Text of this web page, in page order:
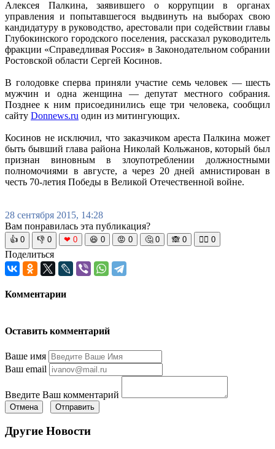
Алексея Палкина, заявившего о коррупции в органах
управления и попытавшегося выдвинуть на выборах свою
кандидатуру в руководство, арестовали при содействии главы
Глубокинского городского поселения, рассказал руководитель
фракции «Справедливая Россия» в Законодательном собрании
Ростовской области Сергей Косинов.
В голодовке сперва приняли участие семь человек — шесть
мужчин и одна женщина — депутат местного собрания.
Позднее к ним присоединились еще три человека, сообщил
сайту Donnews.ru один из митингующих.
Косинов не исключил, что заказчиком ареста Палкина может
быть бывший глава района Николай Кольжанов, который был
признан виновным в злоупотреблении должностными
полномочиями в августе, а через 20 дней амнистирован в
честь 70-летия Победы в Великой Отечественной войне.
28 сентября 2015, 14:28
Вам понравилась эта публикация?
👍 0 👎 0 ❤ 0 😆 0 😡 0 🤔 0 🙈 0 🧘‍♀️ 0
Поделиться
Комментарии
Оставить комментарий
Ваше имя
Ваш email
Введите Ваш комментарий
Отмена Отправить
Другие Новости